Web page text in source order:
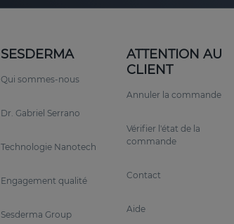
SESDERMA
Qui sommes-nous
Dr. Gabriel Serrano
Technologie Nanotech
Engagement qualité
Sesderma Group
ATTENTION AU
CLIENT
Annuler la commande
Vérifier l'état de la
commande
Contact
Aide